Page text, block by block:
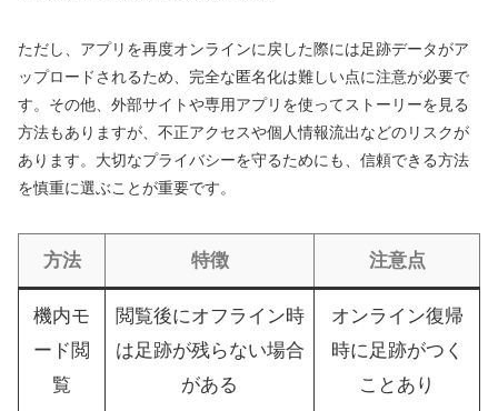
ただし、アプリを再度オンラインに戻した際には足跡データがア
ップロードされるため、完全な匿名化は難しい点に注意が必要で
す。その他、外部サイトや専用アプリを使ってストーリーを見る
方法もありますが、不正アクセスや個人情報流出などのリスクが
あります。大切なプライバシーを守るためにも、信頼できる方法
を慎重に選ぶことが重要です。
方法 特徴 注意点
機内モ
ード閲
覧
閲覧後にオフライン時
は足跡が残らない場合
がある
オンライン復帰
時に足跡がつく
ことあり